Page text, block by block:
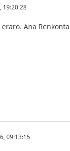
19:20:28
Ana
09:13:15